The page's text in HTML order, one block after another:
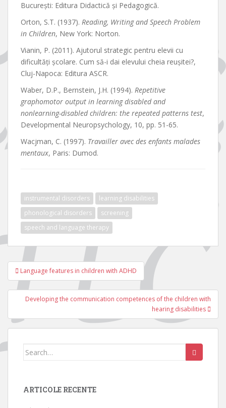
București: Editura Didactică și Pedagogică.
Orton, S.T. (1937). Reading, Writing and Speech Problem
in Children, New York: Norton.
Vianin, P. (2011). Ajutorul strategic pentru elevii cu
dificultăți școlare. Cum să-i dai elevului cheia reușitei?,
Cluj-Napoca: Editura ASCR.
Waber, D.P., Bernstein, J.H. (1994). Repetitive
graphomotor output in learning disabled and
nonlearning-disabled children: the repeated patterns test,
Developmental Neuropsychology, 10, pp. 51-65.
Wacjman, C. (1997). Travailler avec des enfants malades
mentaux, Paris: Dumod.
instrumental disorders
learning disabilities
phonological disorders
screening
speech and language therapy
Navigare
în
articole
Language features in children with ADHD
Developing the communication competences of the children with
hearing disabilities
Search
ARTICOLE RECENTE